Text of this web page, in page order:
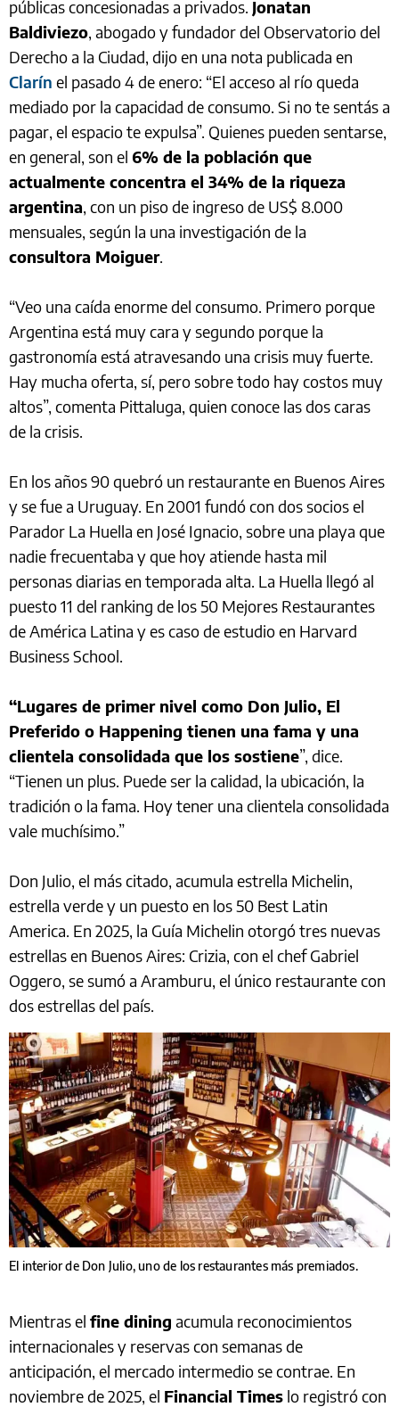
públicas concesionadas a privados. Jonatan
Baldiviezo, abogado y fundador del Observatorio del
Derecho a la Ciudad, dijo en una nota publicada en
Clarín el pasado 4 de enero: “El acceso al río queda
mediado por la capacidad de consumo. Si no te sentás a
pagar, el espacio te expulsa”. Quienes pueden sentarse,
en general, son el 6% de la población que
actualmente concentra el 34% de la riqueza
argentina, con un piso de ingreso de US$ 8.000
mensuales, según la una investigación de la
consultora Moiguer.
“Veo una caída enorme del consumo. Primero porque
Argentina está muy cara y segundo porque la
gastronomía está atravesando una crisis muy fuerte.
Hay mucha oferta, sí, pero sobre todo hay costos muy
altos”, comenta Pittaluga, quien conoce las dos caras
de la crisis.
En los años 90 quebró un restaurante en Buenos Aires
y se fue a Uruguay. En 2001 fundó con dos socios el
Parador La Huella en José Ignacio, sobre una playa que
nadie frecuentaba y que hoy atiende hasta mil
personas diarias en temporada alta. La Huella llegó al
puesto 11 del ranking de los 50 Mejores Restaurantes
de América Latina y es caso de estudio en Harvard
Business School.
“Lugares de primer nivel como Don Julio, El
Preferido o Happening tienen una fama y una
clientela consolidada que los sostiene”, dice.
“Tienen un plus. Puede ser la calidad, la ubicación, la
tradición o la fama. Hoy tener una clientela consolidada
vale muchísimo.”
Don Julio, el más citado, acumula estrella Michelin,
estrella verde y un puesto en los 50 Best Latin
America. En 2025, la Guía Michelin otorgó tres nuevas
estrellas en Buenos Aires: Crizia, con el chef Gabriel
Oggero, se sumó a Aramburu, el único restaurante con
dos estrellas del país.
El interior de Don Julio, uno de los restaurantes más premiados.
Mientras el fine dining acumula reconocimientos
internacionales y reservas con semanas de
anticipación, el mercado intermedio se contrae. En
noviembre de 2025, el Financial Times lo registró con